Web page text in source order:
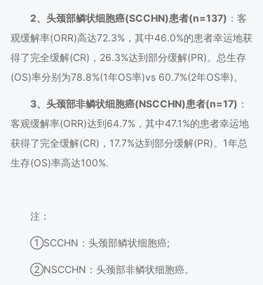
2、头颈部鳞状细胞癌(SCCHN)患者(n=137) ：客
观缓解率(ORR)高达72.3%，其中46.0%的患者幸运地获
得了完全缓解(CR)，26.3%达到部分缓解(PR)。总生存
(OS)率分别为78.8%(1年OS率)vs 60.7%(2年OS率)。
3、头颈部非鳞状细胞癌(NSCCHN)患者(n=17) ：
客观缓解率(ORR)达到64.7%，其中47.1%的患者幸运地
获得了完全缓解(CR)，17.7%达到部分缓解(PR)。1年总
生存(OS)率高达100%.
注：
①SCCHN：头颈部鳞状细胞癌;
②NSCCHN：头颈部非鳞状细胞癌。